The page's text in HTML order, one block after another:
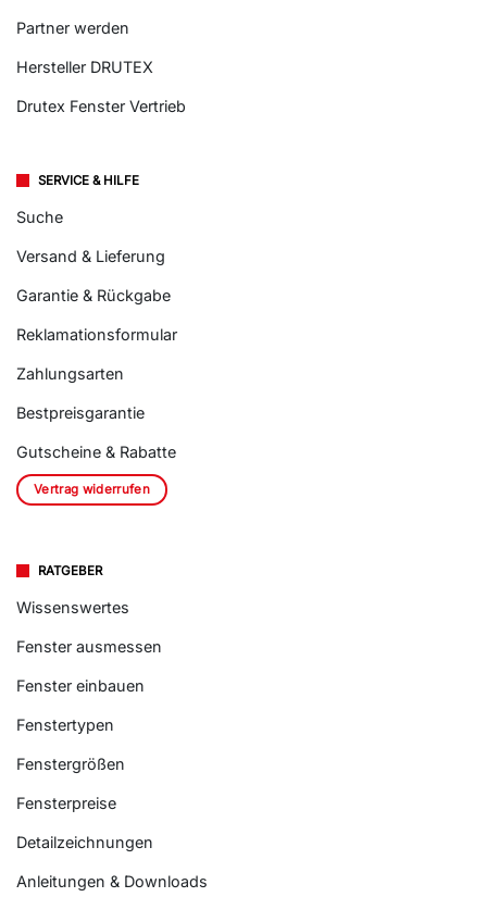
Partner werden
Hersteller DRUTEX
Drutex Fenster Vertrieb
SERVICE & HILFE
Suche
Versand & Lieferung
Garantie & Rückgabe
Reklamationsformular
Zahlungsarten
Bestpreisgarantie
Gutscheine & Rabatte
Vertrag widerrufen
RATGEBER
Wissenswertes
Fenster ausmessen
Fenster einbauen
Fenstertypen
Fenstergrößen
Fensterpreise
Detailzeichnungen
Anleitungen & Downloads